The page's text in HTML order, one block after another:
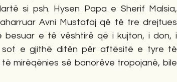
si psh. Hysen Papa e Sherif Malsia,
Avni Mustafaj që të tre drejtues
besuar e të vështirë që i kujton, i don, i
sot e gjithë ditën për aftësitë e tyre të
mirëqënies së banorëve tropojanë, bile